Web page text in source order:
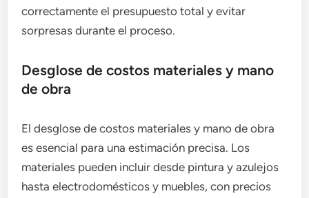
correctamente el presupuesto total y evitar
sorpresas durante el proceso.
Desglose de costos materiales y mano
de obra
El desglose de costos materiales y mano de obra
es esencial para una estimación precisa. Los
materiales pueden incluir desde pintura y azulejos
hasta electrodomésticos y muebles, con precios